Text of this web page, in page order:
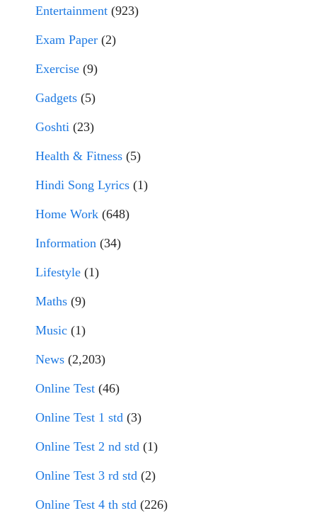
Entertainment (923)
Exam Paper (2)
Exercise (9)
Gadgets (5)
Goshti (23)
Health & Fitness (5)
Hindi Song Lyrics (1)
Home Work (648)
Information (34)
Lifestyle (1)
Maths (9)
Music (1)
News (2,203)
Online Test (46)
Online Test 1 std (3)
Online Test 2 nd std (1)
Online Test 3 rd std (2)
Online Test 4 th std (226)